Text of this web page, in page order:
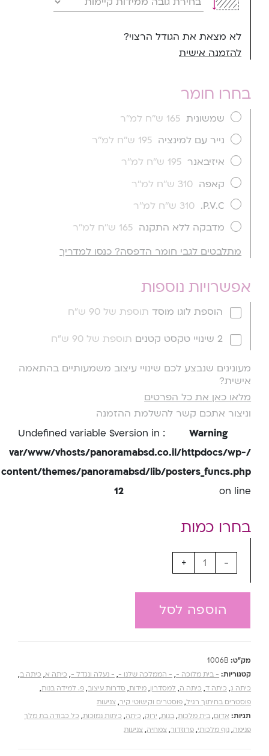
לא מצאת את הגודל הרצוי?
להזמנה אישית
בחרו חומר
שמשונית 165 ש''ח למ''ר
נייר עם למינציה 195 ש''ח למ''ר
איזיבאנר 195 ש''ח למ''ר
קאפה 310 ש''ח למ''ר
P.V.C.
310 ש''ח למ''ר
מדבקה ללא התקנה 165 ש''ח למ''ר
מתלבטים לגבי חומר הדפסה? כנסו למדריך
אפשרויות נוספות
הוספת לוגו מוסד תוספת של 90 ש"ח
2 שינויי טקסט קטנים תוספת של 90 ש"ח
מעונינים שנבצע לכם שינויי עיצוב משמעותיים בהתאמה
אישית?
מלאו כאן את כל הפרטים
וניצור אתכם קשר להשלמת ההזמנה
Warning
: Undefined variable $version in
/var/www/vhosts/panoramabsd.co.il/httpdocs/wp-
content/themes/panoramabsd/lib/posters_funcs.php
on line
12
-
+
הוספה לסל
מק"ט: 1006B
קטגוריות: - בית מלוכה -, - הממלכה שלנו -, - נעלה ונגדל -, כיתה א, כיתה ב,
כיתה ג, כיתה ד, כיתה ה, למסדרון, מידות, סדרות עיצוב, פ. למידה בנות,
פוסטרים בחיתוך רגיל, פוסטרים וקישוטי קיר, צניעות
תגיות: אדום, בית מלכות, בנות, ירוק, כיתה, כיתות נמוכות, כל כבודה בת מלך
פנימה, נוף מלכותי, פרוזדור, צמחיה, צניעות